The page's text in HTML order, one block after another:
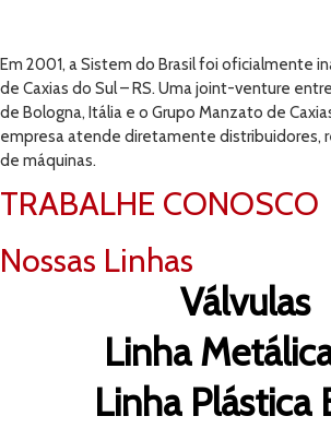
Em 2001, a Sistem do Brasil foi oficialmente
de Caxias do Sul – RS. Uma joint-venture
de Bologna, Itália e o Grupo Manzato de
empresa atende diretamente distribuidores,
de máquinas.
TRABALHE CONOSCO
Nossas Linhas
Válvulas
Linha
Linha Plástica